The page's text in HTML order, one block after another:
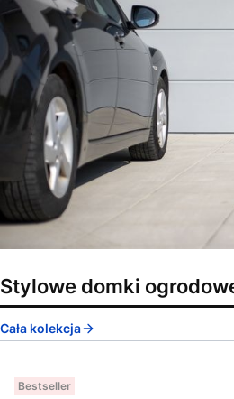
Stylowe domki
Cała kolekcja
Bestseller